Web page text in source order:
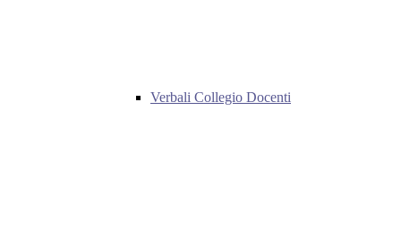
Verbali Collegio Docenti